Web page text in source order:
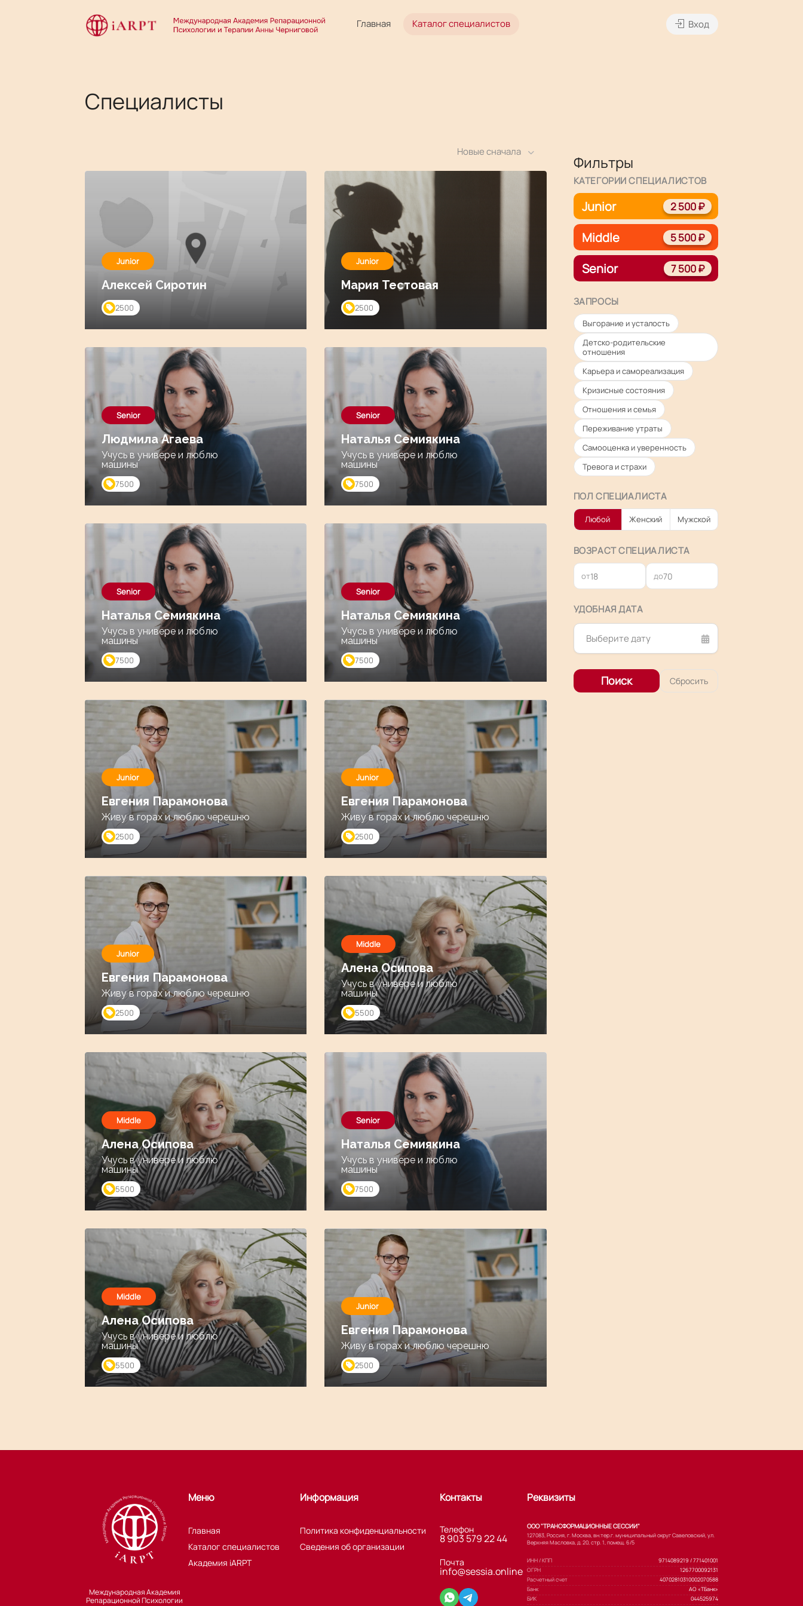
Главная Каталог специалистов Вход
Специалисты
Новые сначала
Junior
Алексей Сиротин
2500
Junior
Мария Тестовая
2500
Senior
Людмила Агаева
Учусь в универе и люблю
машины
7500
Senior
Наталья Семиякина
Учусь в универе и люблю
машины
7500
Senior
Наталья Семиякина
Учусь в универе и люблю
машины
7500
Senior
Наталья Семиякина
Учусь в универе и люблю
машины
7500
Junior
Евгения Парамонова
Живу в горах и люблю черешню
2500
Junior
Евгения Парамонова
Живу в горах и люблю черешню
2500
Junior
Евгения Парамонова
Живу в горах и люблю черешню
2500
Middle
Алена Осипова
Учусь в универе и люблю
машины
5500
Middle
Алена Осипова
Учусь в универе и люблю
машины
5500
Senior
Наталья Семиякина
Учусь в универе и люблю
машины
7500
Middle
Алена Осипова
Учусь в универе и люблю
машины
5500
Junior
Евгения Парамонова
Живу в горах и люблю черешню
2500
Фильтры
КАТЕГОРИИ СПЕЦИАЛИСТОВ
Junior 2 500 ₽
Middle 5 500 ₽
Senior 7 500 ₽
ЗАПРОСЫ
Выгорание и усталость
Детско-родительские
отношения
Карьера и самореализация
Кризисные состояния
Отношения и семья
Переживание утраты
Самооценка и уверенность
Тревога и страхи
ПОЛ СПЕЦИАЛИСТА
Любой Женский Мужской
ВОЗРАСТ СПЕЦИАЛИСТА
от до
УДОБНАЯ ДАТА
Поиск Сбросить
Международная Академия
Репарационной Психологии
Меню
Главная
Каталог специалистов
Академия iARPT
Информация
Политика конфиденциальности
Сведения об организации
Контакты
Телефон
8 903 579 22 44
Почта
info@sessia.online
Реквизиты
ООО "ТРАНСФОРМАЦИОННЫЕ СЕССИИ"
127083, Россия, г. Москва, вн.тер.г. муниципальный округ Савеловский, ул.
Верхняя Масловка, д. 20, стр. 1, помещ. 6/5
ИНН / КПП
9714089219 / 771401001
ОГРН
1267700092131
Расчетный счет
40702810310002070588
Банк
АО «ТБанк»
БИК
044525974